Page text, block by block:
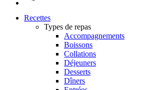
Recettes
Types de repas
Accompagnements
Boissons
Collations
Déjeuners
Desserts
Dîners